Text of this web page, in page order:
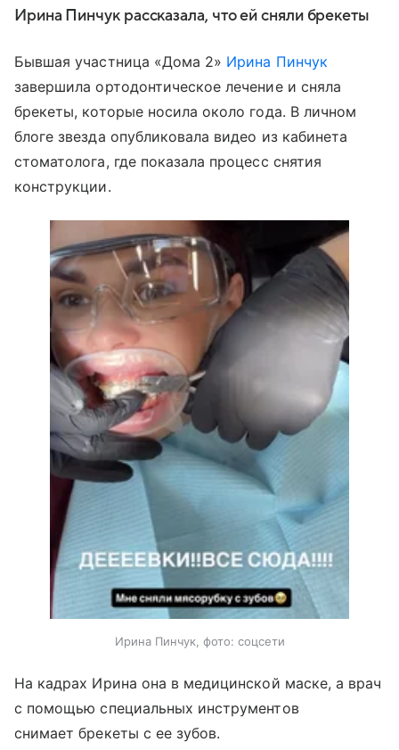
Ирина Пинчук рассказала, что ей сняли брекеты
Бывшая участница «Дома 2» Ирина Пинчук
завершила ортодонтическое лечение и сняла
брекеты, которые носила около года. В личном
блоге звезда опубликовала видео из кабинета
стоматолога, где показала процесс снятия
конструкции.
Ирина Пинчук, фото: соцсети
На кадрах Ирина она в медицинской маске, а врач
с помощью специальных инструментов
снимает брекеты с ее зубов.